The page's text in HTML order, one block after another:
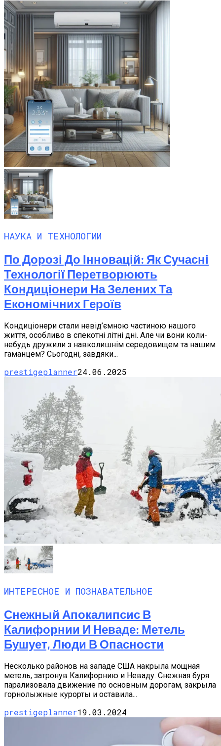
НАУКА И ТЕХНОЛОГИИ
По Дорозі До Інновацій: Як Сучасні
Технології Перетворюють
Кондиціонери На Зелених Та
Економічних Героїв
Кондиціонери стали невід’ємною частиною нашого
життя, особливо в спекотні літні дні. Але чи вони коли-
небудь дружили з навколишнім середовищем та нашим
гаманцем? Сьогодні, завдяки...
prestigeplanner24.06.2025
ИНТЕРЕСНОЕ И ПОЗНАВАТЕЛЬНОЕ
Снежный Апокалипсис В
Калифорнии И Неваде: Метель
Бушует, Люди В Опасности
Несколько районов на западе США накрыла мощная
метель, затронув Калифорнию и Неваду. Снежная буря
парализовала движение по основным дорогам, закрыла
горнолыжные курорты и оставила...
prestigeplanner19.03.2024